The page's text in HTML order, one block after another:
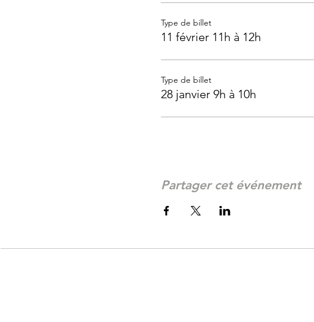
Type de billet
11 février 11h à 12h
Type de billet
28 janvier 9h à 10h
Partager cet événement